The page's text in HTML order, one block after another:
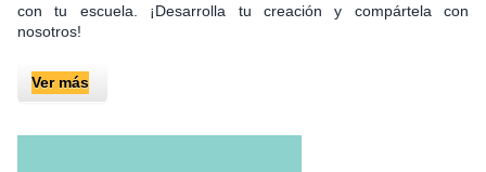
con tu escuela. ¡Desarrolla tu creación y compártela con
nosotros!
Ver más